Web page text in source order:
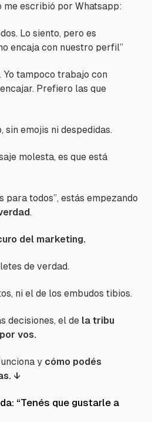
me escribió por Whatsapp:
Lo siento, pero es
encaja con nuestro perfil”
Yo tampoco trabajo con
Prefiero las que
sin emojis ni despedidas.
molesta, es que está
para todos”, estás empezando
.
del marketing.
de verdad.
ni el de los embudos tibios.
decisiones, el de la tribu
vos.
y cómo podés
↓
“Tenés que gustarle a